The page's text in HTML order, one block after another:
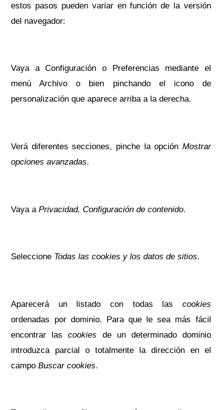
estos pasos pueden variar en función de la versión
del navegador:
Vaya a Configuración o Preferencias mediante el
menú Archivo o bien pinchando el icono de
personalización que aparece arriba a la derecha.
Verá diferentes secciones, pinche la opción Mostrar
opciones avanzadas.
Vaya a Privacidad, Configuración de contenido.
Seleccione Todas las cookies y los datos de sitios.
Aparecerá un listado con todas las cookies
ordenadas por dominio. Para que le sea más fácil
encontrar lascookies de un determinado dominio
introduzca parcial o totalmente la dirección en el
campoBuscar cookies.